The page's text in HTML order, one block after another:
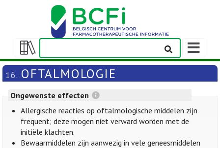
Weergeven/verbergen
inhoudstafel
16. OFTALMOLOGIE
Ongewenste effecten
Allergische reacties op oftalmologische middelen zijn
frequent; deze mogen niet verward worden met de
initiële klachten.
Bewaarmiddelen zijn aanwezig in vele geneesmiddelen